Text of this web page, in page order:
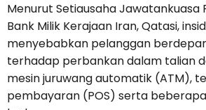
Menurut Setiausaha Jawatankuasa
Bank Milik Kerajaan Iran, Qatasi,
menyebabkan pelanggan
terhadap perbankan dalam talian
mesin juruwang automatik (ATM),
pembayaran (POS) serta